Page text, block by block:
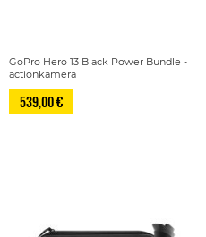
GoPro Hero 13 Black Power Bundle -
actionkamera
539,00 €